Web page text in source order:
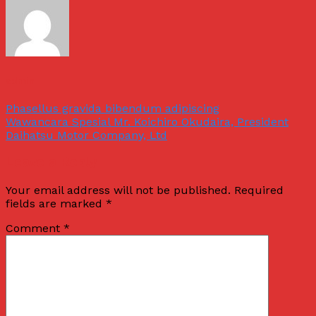
Phasellus gravida bibendum adipiscing
Wawancara Spesial Mr. Koichiro Okudaira, President
Daihatsu Motor Company, Ltd
Your email address will not be published. Required
fields are marked *
Comment *